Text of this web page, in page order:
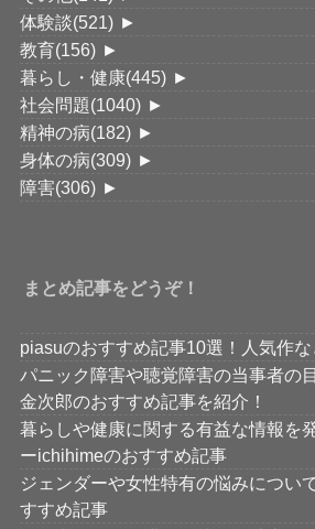
体験談(521) ►
教育(156) ►
暮らし・健康(445) ►
社会問題(1040) ►
精神の病(182) ►
身体の病(309) ►
障害(306) ►
まとめ記事をどうぞ！
piasuのおすすめ記事10選！人気作
パニック障害や聴覚障害の当事者の
金次郎のおすすめ記事を紹介！
暮らしや健康に関する有益な情報を
ーichihimeのおすすめ記事
ジェンダーや女性特有の悩みについ
すすめ記事